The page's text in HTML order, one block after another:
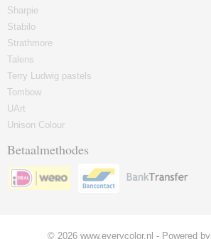
Sharpie
Stabilo
Strathmore
Talens
Terry Ludwig pastels
Tombow
UArt
Unison Colour
Betaalmethodes
© 2026 www.everycolor.nl - Powered